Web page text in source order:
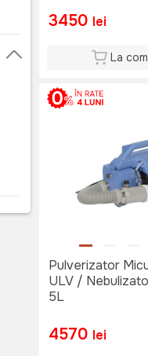
3450 lei
La
Pulverizator
ULV /
5L
4570 lei